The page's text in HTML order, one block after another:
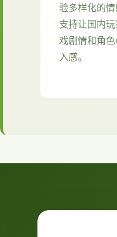
验多样化的
支持让国内
戏剧情和角
入感。